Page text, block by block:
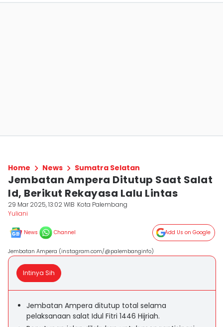
Home News Sumatra Selatan
Jembatan Ampera Ditutup Saat Salat
Id, Berikut Rekayasa Lalu Lintas
29 Mar 2025, 13:02 WIB Kota Palembang
Yuliani
News Channel Add Us on Google
Jembatan Ampera (instagram.com/@palembanginfo)
Intinya Sih
Jembatan Ampera ditutup total selama
pelaksanaan salat Idul Fitri 1446 Hijriah.